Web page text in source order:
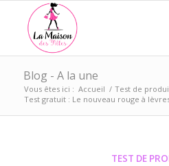
Blog - A la une
Vous êtes ici : Accueil / Test de
Test gratuit : Le nouveau rouge à
TEST DE